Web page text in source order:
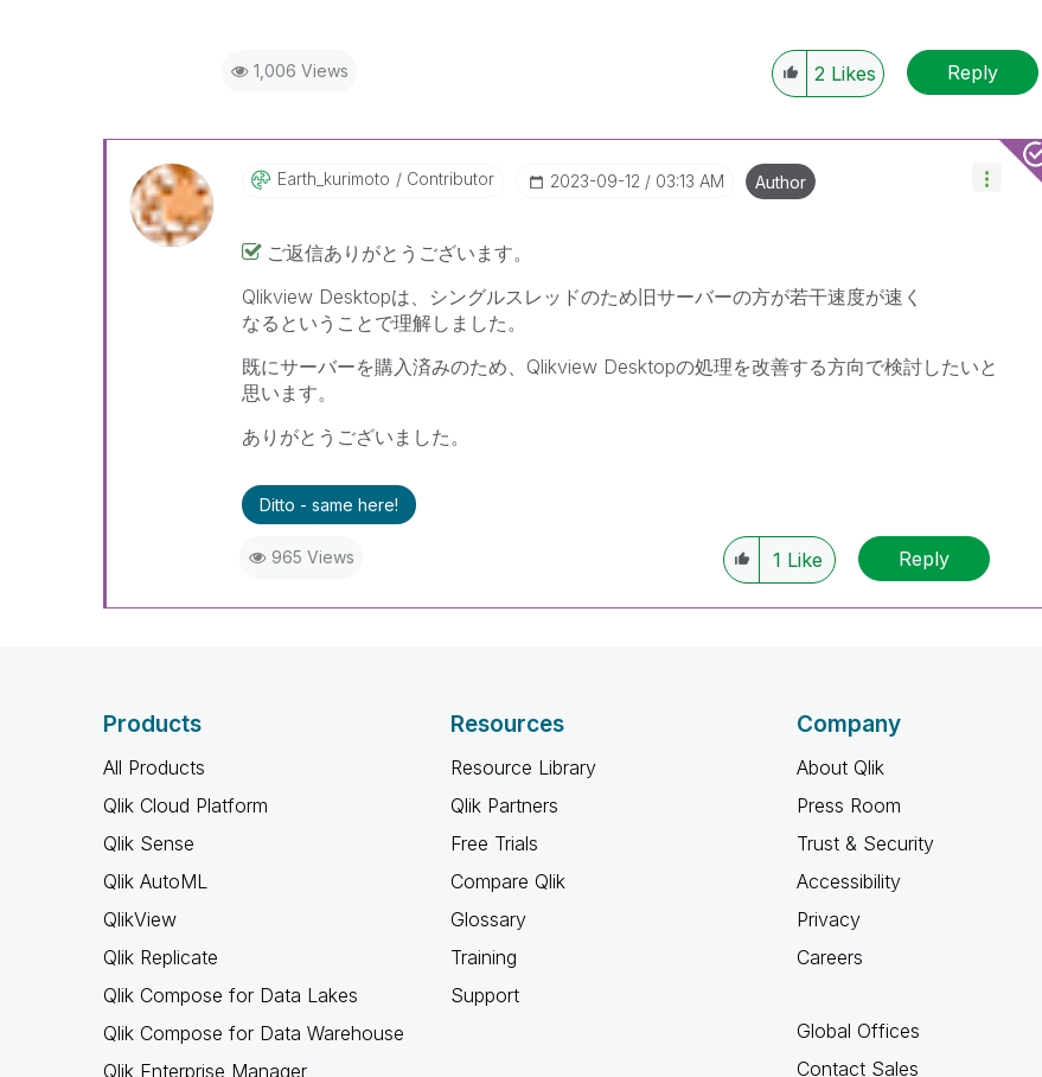
1,006 Views 2 Likes Reply
Earth_kurimoto Contributor ‎2023-09-12 03:13 AM Author
ご返信ありがとうございます。
Qlikview Desktopは、シングルスレッドのため旧サーバーの方が若干速度が速く
なるということで理解しました。
既にサーバーを購入済みのため、Qlikview Desktopの処理を改善する方向で検討したいと
思います。
ありがとうございました。
Ditto - same here!
965 Views 1 Like Reply
Products
All Products
Qlik Cloud Platform
Qlik Sense
Qlik AutoML
QlikView
Qlik Replicate
Qlik Compose for Data Lakes
Qlik Compose for Data Warehouse
Qlik Enterprise Manager
Resources
Resource Library
Qlik Partners
Free Trials
Compare Qlik
Glossary
Training
Support
Company
About Qlik
Press Room
Trust & Security
Accessibility
Privacy
Careers
Global Offices
Contact Sales